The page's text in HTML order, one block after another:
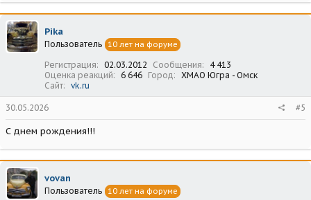
Pika
Пользователь 10 лет на форуме
Регистрация 02.03.2012 Сообщения
4 413
Оценка реакций
6 646 Город
ХМАО Югра - Омск
Сайт
vk.ru
30.05.2026 #5
С днем рождения!!!
vovan
Пользователь 10 лет на форуме